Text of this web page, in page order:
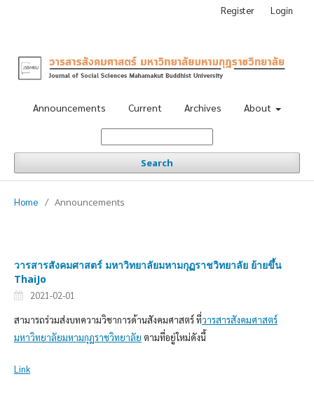
Announcements Current Archives About
Search
Register Login
Home / Announcements
วารสารสังคมศาสตร์ มหาวิทยาลัยมหามกุฏราชวิทยาลัย ย้ายขึ้น
ThaiJo
2021-02-01
สามารถร่วมส่งบทความวิชาการด้านสังคมศาสตร์ ที่วารสารสังคมศาสตร์
มหาวิทยาลัยมหามกุฏราชวิทยาลัย ตามที่อยู่ใหม่ดังนี้
Link